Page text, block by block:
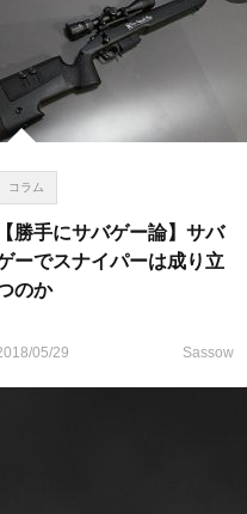
コラム
【勝手にサバゲー論】サバ
ーでスナイパーは成り立
のか
05/29 Sassow